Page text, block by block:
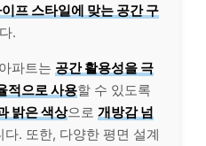
프 스타일에 맞는 공간 구
.
파트는 공간 활용성을 극
적으로 사용할 수 있도록
밝은 색상으로 개방감 넘
다. 또한, 다양한 평면 설계